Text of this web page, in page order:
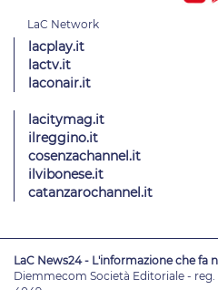
lacplay.it
lactv.it
laconair.it
lacitymag.it
ilreggino.it
cosenzachannel.it
ilvibonese.it
catanzarochannel.it
LaC News24 - L'informazione che fa
Diemmecom Società Editoriale - reg.